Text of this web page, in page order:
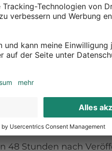
Stunden nach
Jochen Schweizer-
anderen Aktionen
Stunden nach